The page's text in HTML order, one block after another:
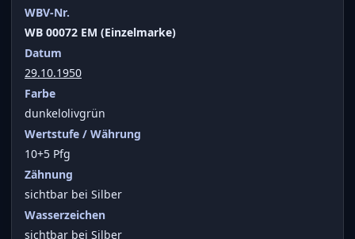
WBV-Nr.
WB 00072 EM (Einzelmarke)
Datum
29.10.1950
Farbe
dunkelolivgrün
Wertstufe / Währung
10+5 Pfg
Zähnung
sichtbar bei Silber
Wasserzeichen
sichtbar bei Silber